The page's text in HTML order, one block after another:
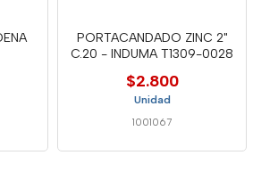
PORTACANDADO ZINC 2"
C.20 - INDUMA T1309-0028
$2.800
Unidad
1001067